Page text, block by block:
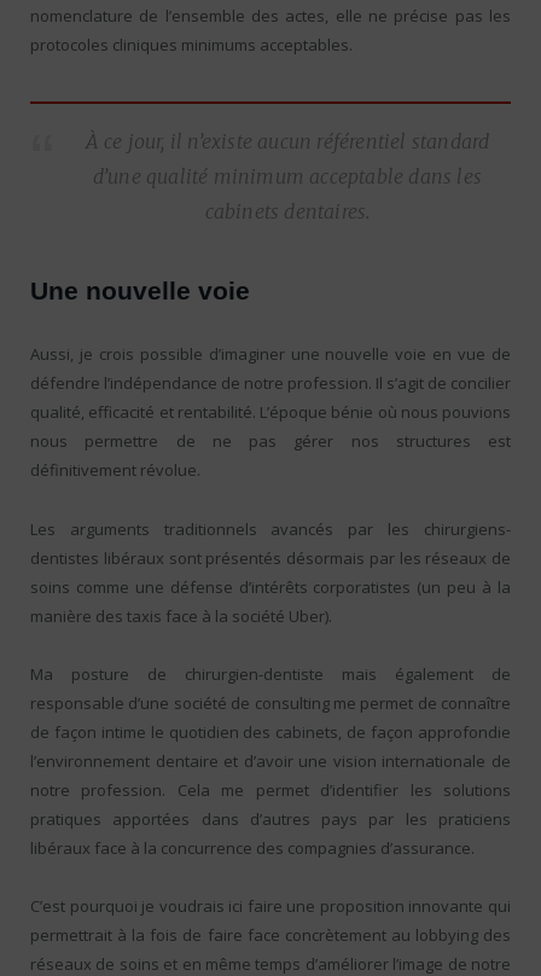
nomenclature de l’ensemble des actes, elle ne précise pas les
protocoles cliniques minimums acceptables.
À ce jour, il n’existe aucun référentiel standard
d’une qualité minimum acceptable dans les
cabinets dentaires.
Une nouvelle voie
Aussi, je crois possible d’imaginer une nouvelle voie en vue de
défendre l’indépendance de notre profession. Il s’agit de concilier
qualité, efficacité et rentabilité. L’époque bénie où nous pouvions
nous permettre de ne pas gérer nos structures est
définitivement révolue.
Les arguments traditionnels avancés par les chirurgiens-
dentistes libéraux sont présentés désormais par les réseaux de
soins comme une défense d’intérêts corporatistes (un peu à la
manière des taxis face à la société Uber).
Ma posture de chirurgien-dentiste mais également de
responsable d’une société de consulting me permet de connaître
de façon intime le quotidien des cabinets, de façon approfondie
l’environnement dentaire et d’avoir une vision internationale de
notre profession. Cela me permet d’identifier les solutions
pratiques apportées dans d’autres pays par les praticiens
libéraux face à la concurrence des compagnies d’assurance.
C’est pourquoi je voudrais ici faire une proposition innovante qui
permettrait à la fois de faire face concrètement au lobbying des
réseaux de soins et en même temps d’améliorer l’image de notre